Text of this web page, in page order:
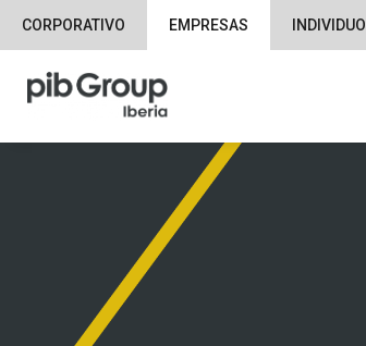
CORPORATIVO EMPRESAS